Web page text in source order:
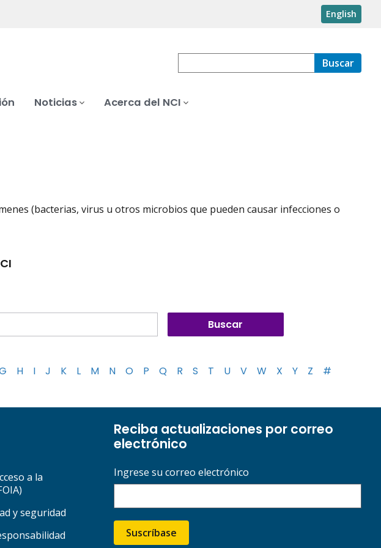
English
Buscar
Noticias Acerca del NCI
(bacterias, virus u otros microbios que pueden causar infecciones o
H I J K L M N O P Q R S T U V W X Y Z #
a la
y seguridad
Reciba actualizaciones por correo
electrónico
Ingrese su correo electrónico
Suscríbase